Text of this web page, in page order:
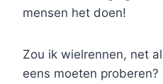
mensen het doen!
Zou ik wielrennen, net
eens moeten